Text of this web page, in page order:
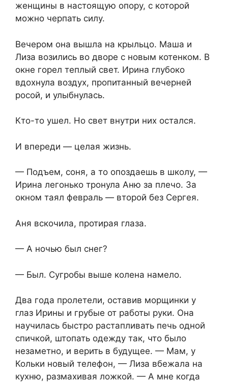
женщины в настоящую опору, с которой
можно черпать силу.
Вечером она вышла на крыльцо. Маша и
Лиза возились во дворе с новым котенком. В
окне горел теплый свет. Ирина глубоко
вдохнула воздух, пропитанный вечерней
росой, и улыбнулась.
Кто-то ушел. Но свет внутри них остался.
И впереди — целая жизнь.
— Подъем, соня, а то опоздаешь в школу, —
Ирина легонько тронула Аню за плечо. За
окном таял февраль — второй без Сергея.
Аня вскочила, протирая глаза.
— А ночью был снег?
— Был. Сугробы выше колена намело.
Два года пролетели, оставив морщинки у
глаз Ирины и грубые от работы руки. Она
научилась быстро растапливать печь одной
спичкой, штопать одежду так, что было
незаметно, и верить в будущее. — Мам, у
Кольки новый телефон, — Лиза вбежала на
кухню, размахивая ложкой. — А мне когда